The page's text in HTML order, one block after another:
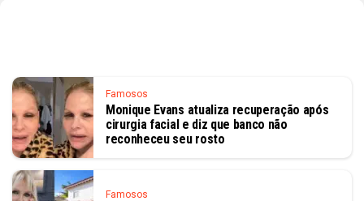
Famosos
Monique Evans atualiza recuperação após
cirurgia facial e diz que banco não
reconheceu seu rosto
Famosos